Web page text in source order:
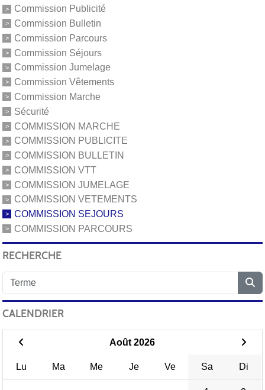
Commission Publicité
Commission Bulletin
Commission Parcours
Commission Séjours
Commission Jumelage
Commission Vêtements
Commission Marche
Sécurité
COMMISSION MARCHE
COMMISSION PUBLICITE
COMMISSION BULLETIN
COMMISSION VTT
COMMISSION JUMELAGE
COMMISSION VETEMENTS
COMMISSION SEJOURS
COMMISSION PARCOURS
RECHERCHE
CALENDRIER
Août 2026
Lu Ma Me Je Ve Sa Di